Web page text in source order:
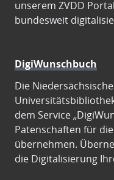
unserem ZVDD
bundesweit
DigiWunschbuch
Die
dem Service
Patenschaften für
übernehmen.
die Digitalisierung